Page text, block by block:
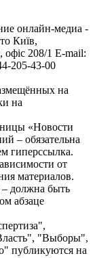
онлайн-медиа -
Київ,
208/1 E-mail:
205-43-00
на
на
«Новости
– обязательна
гиперссылка.
от
материалов.
– должна быть
абзаце
"Выборы",
публикуются на